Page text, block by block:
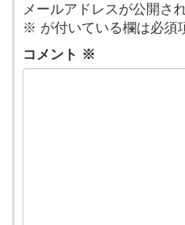
メールアドレスが公開さ
※ が付いている欄は必須
コメント ※